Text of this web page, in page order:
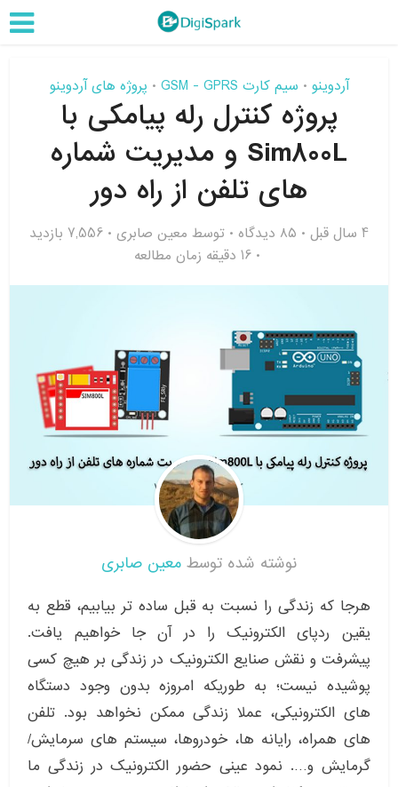
آردوینو • سیم کارت GSM - GPRS • پروژه های آردوینو
پروژه کنترل رله پیامکی با
Sim800L و مدیریت شماره
های تلفن از راه دور
4 سال قبل ۸۵ دیدگاه توسط معین صابری
7,556 بازدید
16 دقیقه زمان مطالعه
نوشته شده توسط معین صابری
هرجا که زندگی را نسبت به قبل ساده تر بیابیم، قطع به
یقین ردپای الکترونیک را در آن جا خواهیم یافت.
پیشرفت و نقش صنایع الکترونیک در زندگی بر هیچ کسی
پوشیده نیست؛ به طوریکه امروزه بدون وجود دستگاه
های الکترونیکی، عملا زندگی ممکن نخواهد بود. تلفن
های همراه، رایانه ها، خودروها، سیستم های سرمایش/
گرمایش و…. نمود عینی حضور الکترونیک در زندگی ما